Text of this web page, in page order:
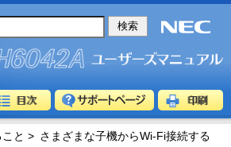
と > さまざまな子機からWi-Fi接続する